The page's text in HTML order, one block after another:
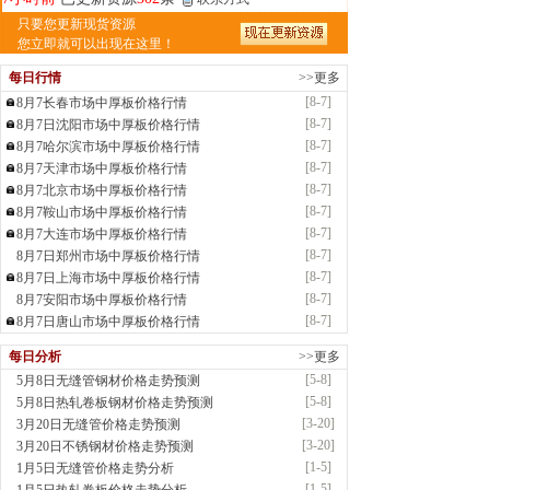
天津亿宇金属材料有限公司（曼内斯曼）
现货供应：天津钢管|国产合金管|高压锅炉管|石油
裂..
7小时前已更新资源
舞钢市恒沃钢铁贸易有限公司
现货供应：耐磨板| 优碳板|低合金板|风电钢板|海..
23小时前已更新资源483条
河南省智帅实业有限公司
现货供应：特厚钢板|耐磨钢|容器板|
1天前已更新资源1042条
舞钢市盛隆物资有限公司
现货供应：中低温锅炉容器板|中厚板|耐磨板|高强
板..
1天前已更新资源21条 联系方式
天津宝仓腾飞钢管销售有限公司
现货供应：输送流体管、高压锅炉管、化肥专用
管、耐低..
1天前已更新资源875条 联系方式
天津市辰建商贸有限公司
现货供应：不锈方管| 热扩无缝管| 方矩管
1天前已更新资源1280条 联系方式
玖隆晟钢管制造有限公司
只要您更新现货资源
您立即就可以出现在这里！
每日行情
>>更多
8月7长春市场中厚板价格行情
[8-7]
8月7日沈阳市场中厚板价格行情
[8-7]
8月7哈尔滨市场中厚板价格行情
[8-7]
8月7天津市场中厚板价格行情
[8-7]
8月7北京市场中厚板价格行情
[8-7]
8月7鞍山市场中厚板价格行情
[8-7]
8月7大连市场中厚板价格行情
[8-7]
8月7日郑州市场中厚板价格行情
[8-7]
8月7日上海市场中厚板价格行情
[8-7]
8月7安阳市场中厚板价格行情
[8-7]
8月7日唐山市场中厚板价格行情
[8-7]
每日分析
>>更多
5月8日无缝管钢材价格走势预测
[5-8]
5月8日热轧卷板钢材价格走势预测
[5-8]
3月20日无缝管价格走势预测
[3-20]
3月20日不锈钢材价格走势预测
[3-20]
1月5日无缝管价格走势分析
[1-5]